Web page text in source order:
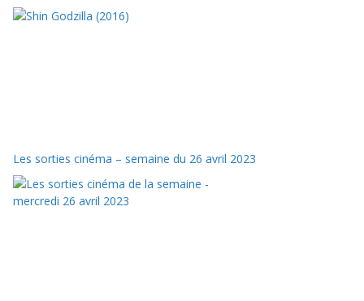
Les sorties cinéma – semaine du 26 avril 2023